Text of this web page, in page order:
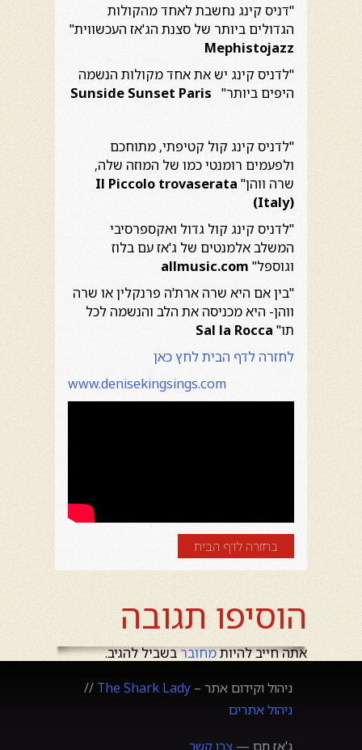
"דניס קינג נחשבת לאחד מהקולות
הגדולים ביותר של סצנת הג'אז העכשווית"
Mephistojazz
"לדניס קינג יש את אחד מקולות הנשמה
היפים ביותר" Sunside Sunset Paris
"לדניס קינג קול קטיפתי, מתוחכם
ולפעמים רומנטי כמו של המוזה שלה,
שרה ווהן" Il Piccolo trovaserata
(Italy)
"לדניס קינג קול גדול ואקספרסיבי
המשלב אלמנטים של ג'אז עם בלוז
וגוספל" allmusic.com
"בין אם היא שרה ארת'ה פרנקלין או שרה
ווהן- היא מכניסה את הלב והנשמה לכל
תו" Sal la Rocca
לחזרה לדף הבית לחץ כאן
www.denisekingsings.com
בחזרה לדף הבית
הוסיפו תגובה
אתה חייב להיותמחוברבשביל להגיב.
ניהול וקידום אתר – The Shark Lady
//
ניהול אתרים
ג'אז חם — צרו קשר